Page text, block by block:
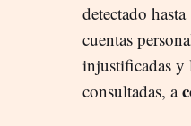
detectado
cuentas
injustificadas y
consultadas, a